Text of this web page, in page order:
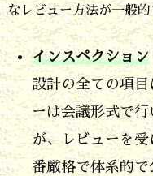
ビ
ー
方
法
なレビュー方法が一般的
インスペクション
設計の全ての項
ーは会議形式で
が、レビューを
番厳格で体系的で